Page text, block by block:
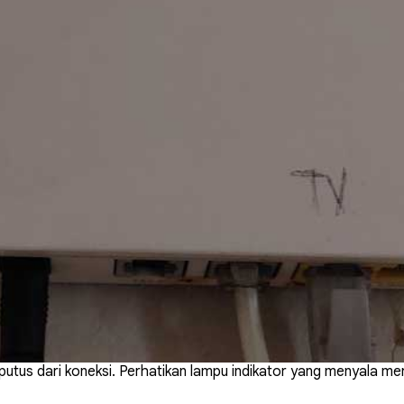
dari koneksi. Perhatikan lampu indikator yang menyala